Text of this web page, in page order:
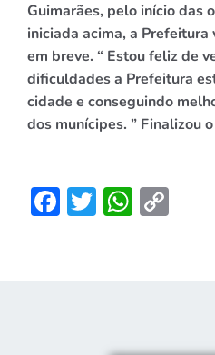
Guimarães, pelo início das
iniciada acima, a
em breve. “ Estou feliz de
dificuldades a Prefeitura
cidade e conseguindo
dos munícipes. ” Finalizou
Facebook
Twitter